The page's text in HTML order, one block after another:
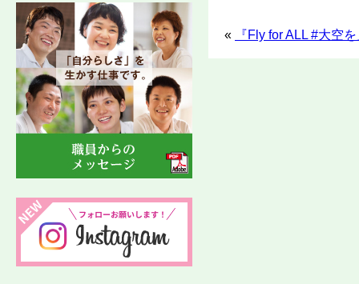
« 『Fly for ALL #大空